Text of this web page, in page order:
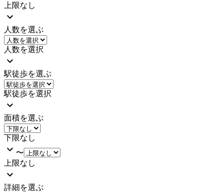
上限なし
人数を選ぶ
人数を選択
駅徒歩を選ぶ
駅徒歩を選択
面積を選ぶ
下限なし
〜
上限なし
詳細を選ぶ